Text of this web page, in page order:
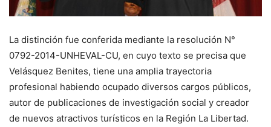
La distinción fue conferida mediante la resolución N°
0792-2014-UNHEVAL-CU, en cuyo texto se precisa que
Velásquez Benites, tiene una amplia trayectoria
profesional habiendo ocupado diversos cargos públicos,
autor de publicaciones de investigación social y creador
de nuevos atractivos turísticos en la Región La Libertad.